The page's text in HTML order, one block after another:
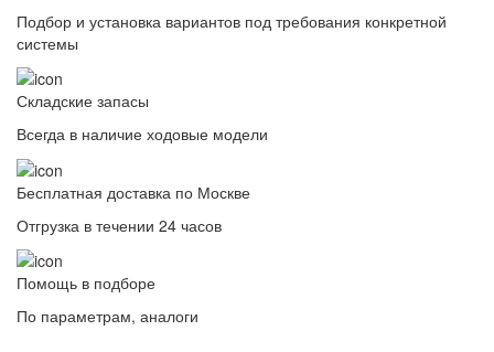
Подбор и установка вариантов под требования конкретной
системы
Складские запасы
Всегда в наличие ходовые модели
Бесплатная доставка по Москве
Отгрузка в течении 24 часов
Помощь в подборе
По параметрам, аналоги